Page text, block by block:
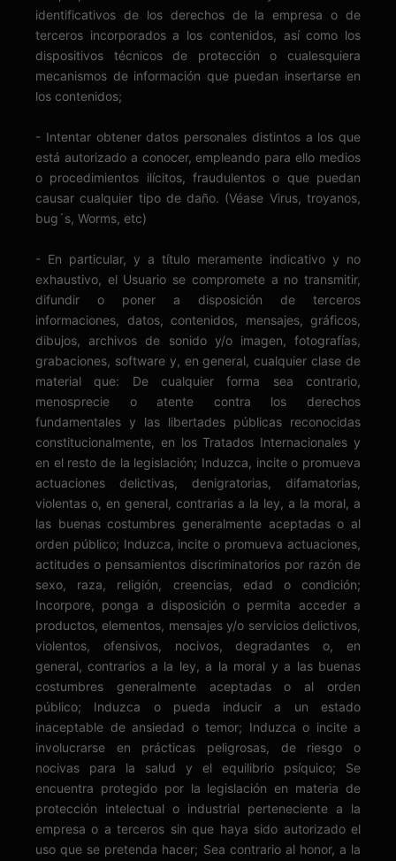
identificativos de los derechos de la empresa o de
terceros incorporados a los contenidos, así como los
dispositivos técnicos de protección o cualesquiera
mecanismos de información que puedan insertarse en
los contenidos;
- Intentar obtener datos personales distintos a los que
está autorizado a conocer, empleando para ello medios
o procedimientos ilícitos, fraudulentos o que puedan
causar cualquier tipo de daño. (Véase Virus, troyanos,
bug´s, Worms, etc)
- En particular, y a título meramente indicativo y no
exhaustivo, el Usuario se compromete a no transmitir,
difundir o poner a disposición de terceros
informaciones, datos, contenidos, mensajes, gráficos,
dibujos, archivos de sonido y/o imagen, fotografías,
grabaciones, software y, en general, cualquier clase de
material que: De cualquier forma sea contrario,
menosprecie o atente contra los derechos
fundamentales y las libertades públicas reconocidas
constitucionalmente, en los Tratados Internacionales y
en el resto de la legislación; Induzca, incite o promueva
actuaciones delictivas, denigratorias, difamatorias,
violentas o, en general, contrarias a la ley, a la moral, a
las buenas costumbres generalmente aceptadas o al
orden público; Induzca, incite o promueva actuaciones,
actitudes o pensamientos discriminatorios por razón de
sexo, raza, religión, creencias, edad o condición;
Incorpore, ponga a disposición o permita acceder a
productos, elementos, mensajes y/o servicios delictivos,
violentos, ofensivos, nocivos, degradantes o, en
general, contrarios a la ley, a la moral y a las buenas
costumbres generalmente aceptadas o al orden
público; Induzca o pueda inducir a un estado
inaceptable de ansiedad o temor; Induzca o incite a
involucrarse en prácticas peligrosas, de riesgo o
nocivas para la salud y el equilibrio psíquico; Se
encuentra protegido por la legislación en materia de
protección intelectual o industrial perteneciente a la
empresa o a terceros sin que haya sido autorizado el
uso que se pretenda hacer; Sea contrario al honor, a la